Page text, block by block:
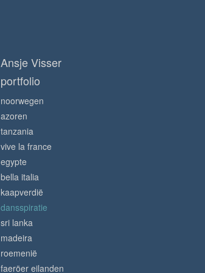
Ansje Visser
portfolio
noorwegen
azoren
tanzania
vive la france
egypte
bella italia
kaapverdië
dansspiratie
sri lanka
madeira
roemenië
faeröer eilanden